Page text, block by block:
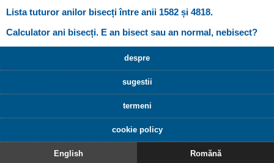
Lista tuturor anilor bisecți între anii 1582 și 4818.
Calculator ani bisecți. E an bisect sau an normal, nebisect?
despre
sugestii
termeni
cookie policy
English Romănă